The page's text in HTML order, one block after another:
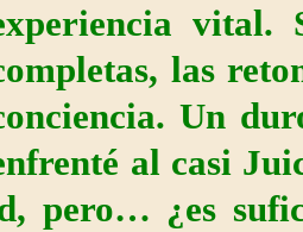
vital.
las
Un
al casi
pero… ¿es